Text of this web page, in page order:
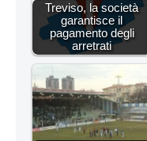
Treviso, la società
garantisce il
pagamento degli
arretrati